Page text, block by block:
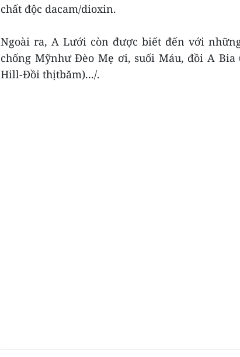
chất độc dacam/dioxin.
Ngoài ra, A Lưới còn được biết đến với
chống Mỹnhư Đèo Mẹ ơi, suối Máu, đồi A
Hill-Đồi thịtbăm).../.